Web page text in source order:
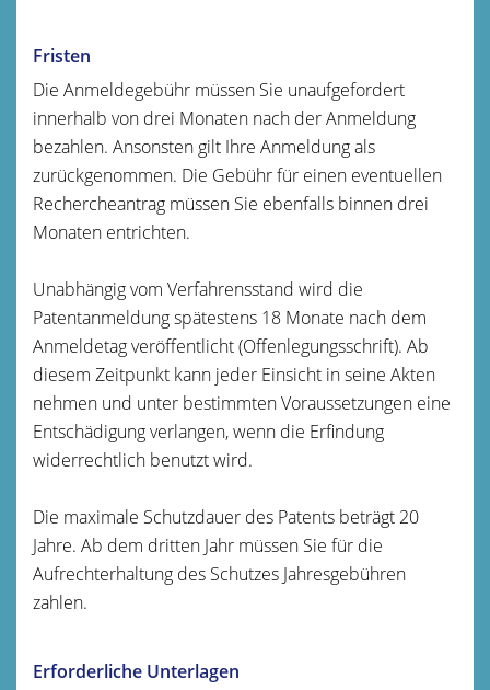
Fristen
Die Anmeldegebühr müssen Sie unaufgefordert
innerhalb von drei Monaten nach der Anmeldung
bezahlen. Ansonsten gilt Ihre Anmeldung als
zurückgenommen. Die Gebühr für einen eventuellen
Rechercheantrag müssen Sie ebenfalls binnen drei
Monaten entrichten.
Unabhängig vom Verfahrensstand wird die
Patentanmeldung spätestens 18 Monate nach dem
Anmeldetag veröffentlicht (Offenlegungsschrift). Ab
diesem Zeitpunkt kann jeder Einsicht in seine Akten
nehmen und unter bestimmten Voraussetzungen eine
Entschädigung verlangen, wenn die Erfindung
widerrechtlich benutzt wird.
Die maximale Schutzdauer des Patents beträgt 20
Jahre. Ab dem dritten Jahr müssen Sie für die
Aufrechterhaltung des Schutzes Jahresgebühren
zahlen.
Erforderliche Unterlagen